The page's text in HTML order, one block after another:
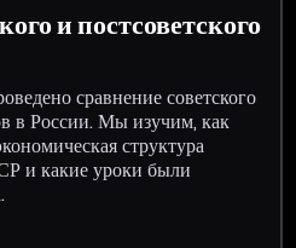
и постсоветского
сравнение советского
в России. Мы изучим, как
структура
и какие уроки были